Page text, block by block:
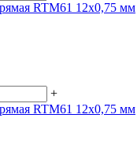
RTM61 12x0,75 мм
+
RTM61 12x0,75 мм